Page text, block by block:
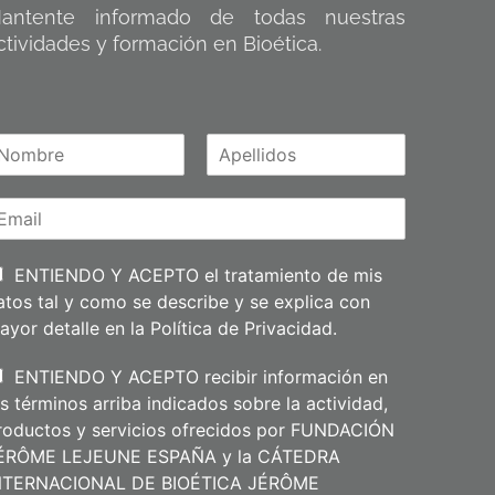
informado de todas nuestras
y formación en Bioética.
p
l
i
o
s
ENTIENDO Y ACEPTO el tratamiento de mis
tal y como se describe y se explica con
detalle en la Política de Privacidad.
ENTIENDO Y ACEPTO recibir información en
términos arriba indicados sobre la actividad,
y servicios ofrecidos por FUNDACIÓN
LEJEUNE ESPAÑA y la CÁTEDRA
DE BIOÉTICA JÉRÔME